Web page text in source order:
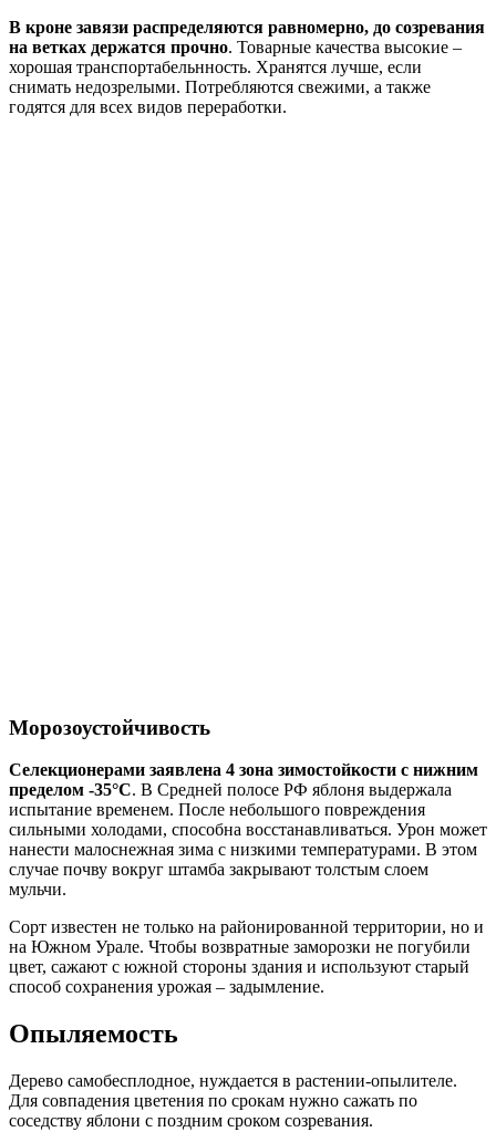
В кроне завязи распределяются равномерно, до созревания
на ветках держатся прочно. Товарные качества высокие –
хорошая транспортабельнность. Хранятся лучше, если
снимать недозрелыми. Потребляются свежими, а также
годятся для всех видов переработки.
Морозоустойчивость
Селекционерами заявлена 4 зона зимостойкости с нижним
пределом -35°С. В Средней полосе РФ яблоня выдержала
испытание временем. После небольшого повреждения
сильными холодами, способна восстанавливаться. Урон может
нанести малоснежная зима с низкими температурами. В этом
случае почву вокруг штамба закрывают толстым слоем
мульчи.
Сорт известен не только на районированной территории, но и
на Южном Урале. Чтобы возвратные заморозки не погубили
цвет, сажают с южной стороны здания и используют старый
способ сохранения урожая – задымление.
Опыляемость
Дерево самобесплодное, нуждается в растении-опылителе.
Для совпадения цветения по срокам нужно сажать по
соседству яблони с поздним сроком созревания.